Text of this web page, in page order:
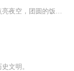
文明。